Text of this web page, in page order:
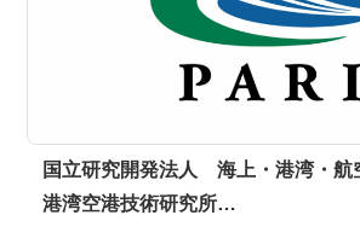
国立研究開発法人 海上・港湾・
港湾空港技術研究所…